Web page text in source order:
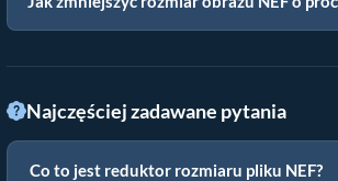
Najczęściej zadawane pytania
Co to jest reduktor rozmiaru pliku NEF?